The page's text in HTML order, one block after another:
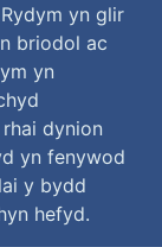
yn glir
briodol ac
yn
dynion
yn fenywod
y bydd
hefyd.